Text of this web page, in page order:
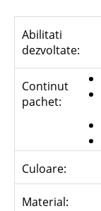
Abilitati
dezvoltate:
Continut
pachet:
Culoare:
Material: